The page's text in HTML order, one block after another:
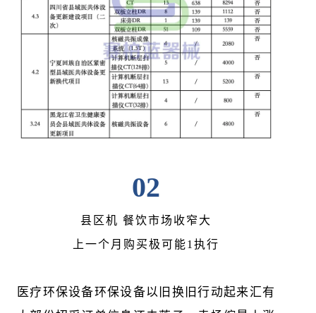
02
县区机 餐饮市场收窄大
上一个月购买极可能1执行
医疗环保设备环保设备以旧换旧行动起来汇有